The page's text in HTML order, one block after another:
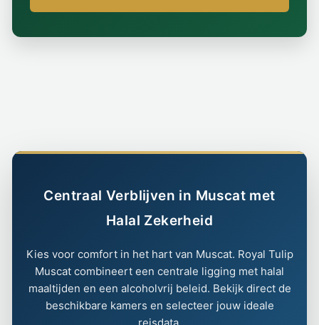
Centraal Verblijven in Muscat met
Halal Zekerheid
Kies voor comfort in het hart van Muscat. Royal Tulip
Muscat combineert een centrale ligging met halal
maaltijden en een alcoholvrij beleid. Bekijk direct de
beschikbare kamers en selecteer jouw ideale